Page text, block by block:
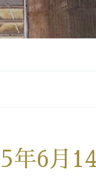
年6月